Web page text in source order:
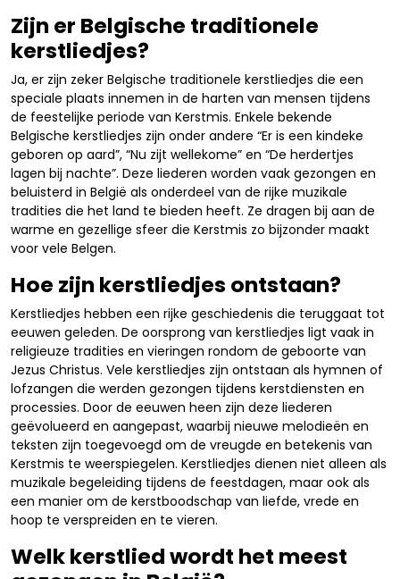
Zijn er Belgische traditionele
kerstliedjes?
Ja, er zijn zeker Belgische traditionele kerstliedjes die een
speciale plaats innemen in de harten van mensen tijdens
de feestelijke periode van Kerstmis. Enkele bekende
Belgische kerstliedjes zijn onder andere “Er is een kindeke
geboren op aard”, “Nu zijt wellekome” en “De herdertjes
lagen bij nachte”. Deze liederen worden vaak gezongen en
beluisterd in België als onderdeel van de rijke muzikale
tradities die het land te bieden heeft. Ze dragen bij aan de
warme en gezellige sfeer die Kerstmis zo bijzonder maakt
voor vele Belgen.
Hoe zijn kerstliedjes ontstaan?
Kerstliedjes hebben een rijke geschiedenis die teruggaat tot
eeuwen geleden. De oorsprong van kerstliedjes ligt vaak in
religieuze tradities en vieringen rondom de geboorte van
Jezus Christus. Vele kerstliedjes zijn ontstaan als hymnen of
lofzangen die werden gezongen tijdens kerstdiensten en
processies. Door de eeuwen heen zijn deze liederen
geëvolueerd en aangepast, waarbij nieuwe melodieën en
teksten zijn toegevoegd om de vreugde en betekenis van
Kerstmis te weerspiegelen. Kerstliedjes dienen niet alleen als
muzikale begeleiding tijdens de feestdagen, maar ook als
een manier om de kerstboodschap van liefde, vrede en
hoop te verspreiden en te vieren.
Welk kerstlied wordt het meest